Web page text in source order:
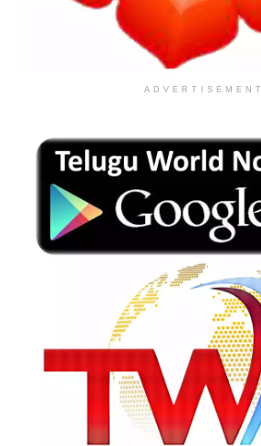
ADVERTISEMENT